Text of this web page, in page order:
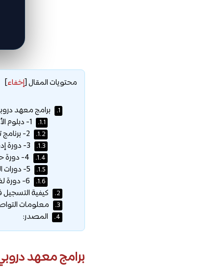
محتويات المقال[إخفاء]
1. برامج معهد
1.1.
1.2.
1.3.
1.4.
1.5.
1.6.
2. كيفية
3. معلومات
4. المصدر:
برامج معهد